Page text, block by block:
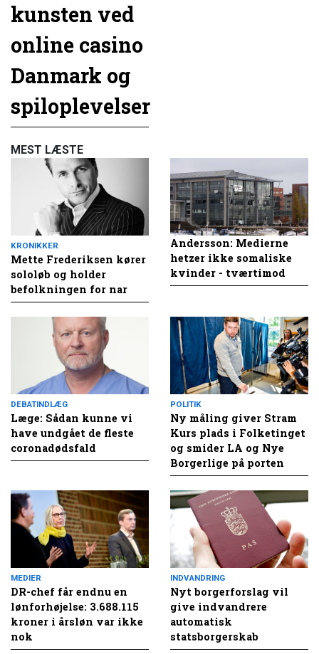
kunsten ved
online casino
Danmark og
spiloplevelser
MEST LÆSTE
KRONIKKER
Mette Frederiksen kører
sololøb og holder
befolkningen for nar
Andersson: Medierne
hetzer ikke somaliske
kvinder - tværtimod
DEBATINDLÆG
Læge: Sådan kunne vi
have undgået de fleste
coronadødsfald
POLITIK
Ny måling giver Stram
Kurs plads i Folketinget
og smider LA og Nye
Borgerlige på porten
MEDIER
DR-chef får endnu en
lønforhøjelse: 3.688.115
kroner i årsløn var ikke
nok
INDVANDRING
Nyt borgerforslag vil
give indvandrere
automatisk
statsborgerskab